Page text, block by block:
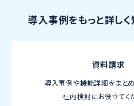
導入事例をもっと詳し
資料請求
導入事例や機能詳細をまとめ
社内検討にお役立てく